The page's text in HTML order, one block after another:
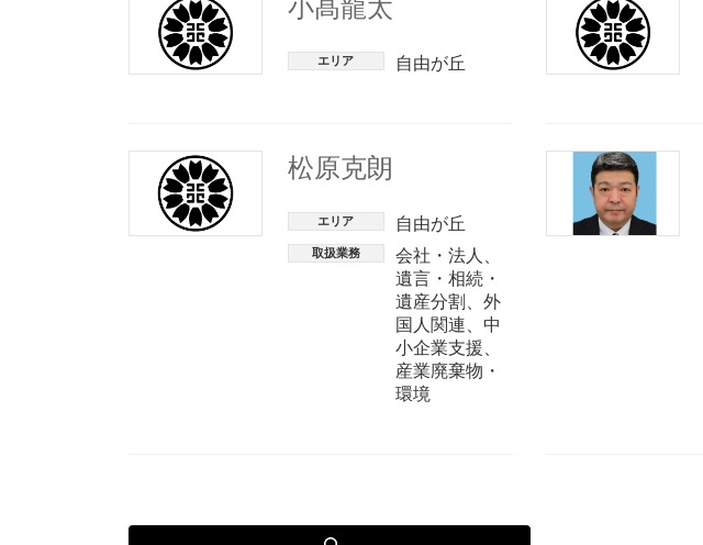
小髙龍太
エリア 自由が丘
松原克朗
エリア 自由が丘
取扱業務 会社・法人
遺言・相続・
遺産分割
外
国人関連
中
小企業支援
産業廃棄物・
環境